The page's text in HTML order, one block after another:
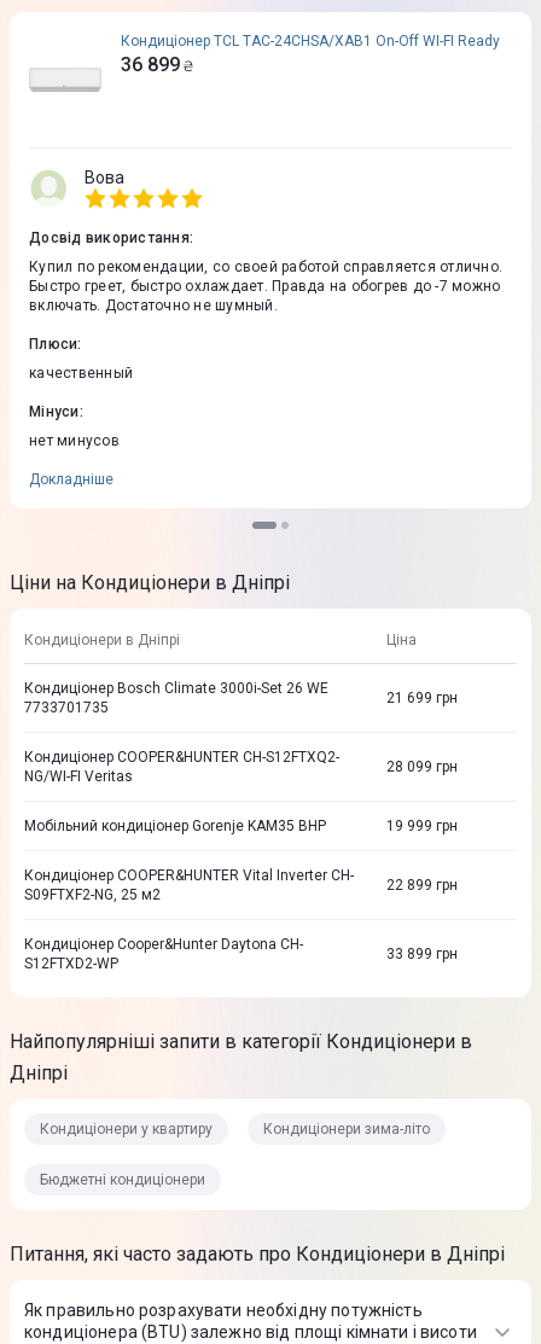
Кондиціонер TCL TAC-24CHSA/XAB1 On-Off WI-FI Ready
36 899 ₴
Вова
Досвід використання:
Купил по рекомендации, со своей работой справляется отлично.
Быстро греет, быстро охлаждает. Правда на обогрев до -7 можно
включать. Достаточно не шумный.
Плюси:
качественный
Мінуси:
нет минусов
Докладніше
Ціни на Кондиціонери в Дніпрі
Кондиціонери в Дніпрі Ціна
Кондиціонер Bosch Climate 3000i-Set 26 WE
7733701735
21 699 грн
Кондиціонер COOPER&HUNTER CH-S12FTXQ2-
NG/WI-FI Veritas
28 099 грн
Мобільний кондиціонер Gorenje KAM35 BHP 19 999 грн
Кондиціонер COOPER&HUNTER Vital Inverter CH-
S09FTXF2-NG, 25 м2
22 899 грн
Кондиціонер Cooper&Hunter Daytona CH-
S12FTXD2-WP
33 899 грн
Найпопулярніші запити в категорії Кондиціонери в
Дніпрі
Кондиціонери у квартиру Кондиціонери зима-літо
Бюджетні кондиціонери
Питання, які часто задають про Кондиціонери в Дніпрі
Як правильно розрахувати необхідну потужність
кондиціонера (BTU) залежно від площі кімнати і висоти